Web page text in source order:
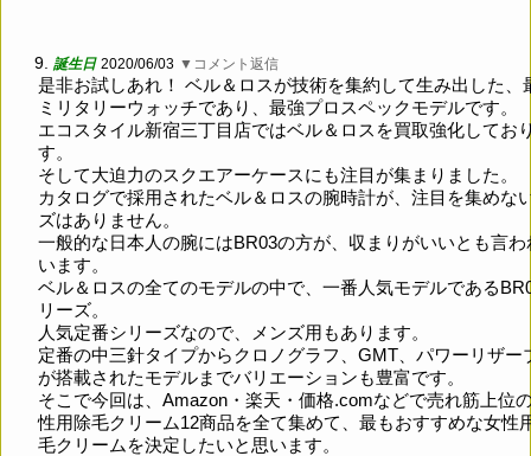
9. 誕生日 2020/06/03 ▼コメント返信
是非お試しあれ！ ベル＆ロスが技術を集約して生み出した、
ミリタリーウォッチであり、最強プロスペックモデルです。
エコスタイル新宿三丁目店ではベル＆ロスを買取強化してお
す。
そして大迫力のスクエアーケースにも注目が集まりました。
カタログで採用されたベル＆ロスの腕時計が、注目を集めな
ズはありません。
一般的な日本人の腕にはBR03の方が、収まりがいいとも言わ
います。
ベル＆ロスの全てのモデルの中で、一番人気モデルである
リーズ。
人気定番シリーズなので、メンズ用もあります。
定番の中三針タイプからクロノグラフ、GMT、パワーリザー
が搭載されたモデルまでバリエーションも豊富です。
そこで今回は、Amazon・楽天・価格.comなどで売れ筋上位
性用除毛クリーム12商品を全て集めて、最もおすすめな女性
毛クリームを決定したいと思います。